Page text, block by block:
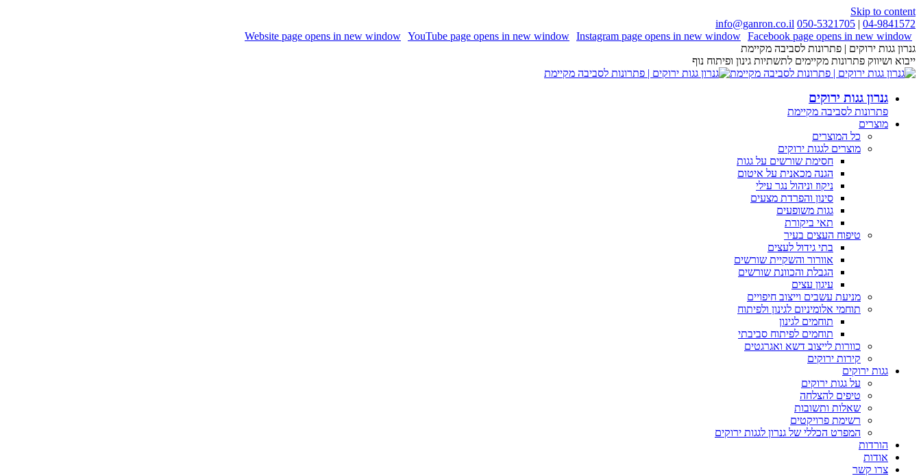
Skip to content
04-9841572
|
050-5321705
info@ganron.co.il
Website page opens in new window YouTube page opens in new window Instagram page opens in new window Facebook page opens in new window
גנרון גגות ירוקים | פתרונות לסביבה מקיימת
ייבוא ושיווק פתרונות מקיימים לתשתיות גינון ופיתוח נוף
גנרון גגות ירוקים
פתרונות לסביבה מקיימת
מוצרים
כל המוצרים
מוצרים לגגות ירוקים
חסימת שורשים על גגות
הגנה מכאנית על איטום
ניקוז וניהול נגר עילי
סינון והפרדת מצעים
גגות משופעים
תאי ביקורת
טיפוח העצים בעיר
בתי גידול לעצים
אוורור והשקיית שורשים
הגבלת והכוונת שורשים
עיגון עצים
מניעת עשבים וייצוב חיפויים
תוחמי אלומיניום לגינון ולפיתוח
תוחמים לגינון
תוחמים לפיתוח סביבתי
כוורות לייצוב דשא ואגרגטים
קירות ירוקים
גגות ירוקים
על גגות ירוקים
טיפים להצלחה
שאלות ותשובות
רשימת פרויקטים
המפרט הכללי של גנרון לגגות ירוקים
הורדות
אודות
צרו קשר